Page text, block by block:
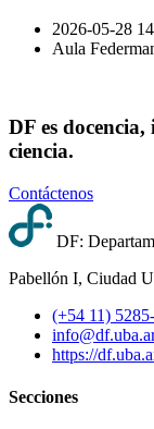
2026-05-28
Aula
DF es
ciencia.
Contáctenos
DF:
Pabellón I, Ciudad
(+54 11)
https://
Secciones